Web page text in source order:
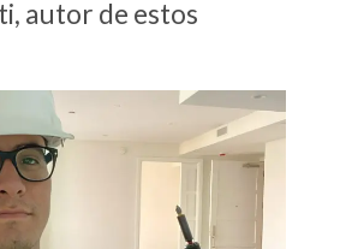
autor de estos